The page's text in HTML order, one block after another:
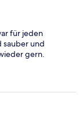
für jeden
sauber und
gern.